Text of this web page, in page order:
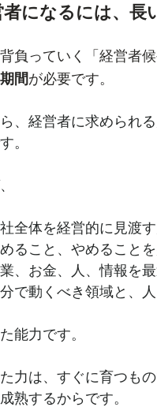
者になるには、長
負っていく「経営者
間が必要です。
、経営者に求められ
。
全体を経営的に見渡
ること、やめること
、お金、人、情報を
で動くべき領域と、
能力です。
力は、すぐに育つも
熟するからです。